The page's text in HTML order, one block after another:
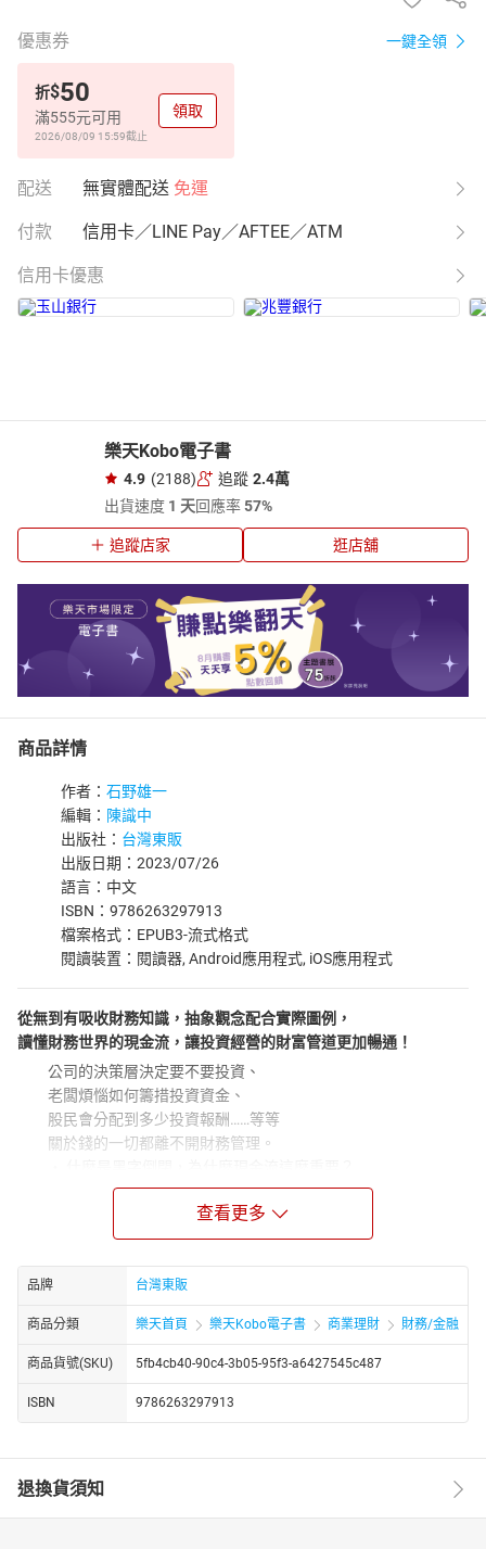
優惠券 一鍵全領
折$50
滿555元可用
2026/08/09 15:59截止
領取
配送 無實體配送 免運
付款 信用卡／LINE Pay／AFTEE／ATM
信用卡優惠
樂天Kobo電子書
4.9 (2188) 追蹤 2.4萬
出貨速度 1 天回應率57%
追蹤店家 逛店舖
商品詳情
作者： 石野雄一
編輯： 陳識中
出版社： 台灣東販
出版日期：2023/07/26
語言：中文
ISBN：9786263297913
檔案格式：EPUB3-流式格式
閱讀裝置：閱讀器, Android應用程式, iOS應用程式
從無到有吸收財務知識，抽象觀念配合實際圖例，
讀懂財務世界的現金流，讓投資經營的財富管道更加暢通！
公司的決策層決定要不要投資、
老闆煩惱如何籌措投資資金、
股民會分配到多少投資報酬……等等
關於錢的一切都離不開財務管理。
‧ 自由現金流不僅關乎紅利，更是企業經營的紅綠燈？
‧ 為何存款銀行利率太高不要高興的太早？
‧ 有跟銀行借錢或發行公司債的企業，反而賺比較多？
‧ 為什麼未來會拿到的錢，其實價值比現在的薄？
‧ 企業配息除了表示適合股票「做多」，但也可能是負面訊
讀懂財務管理，就能提高你的財務IQ與財務格局！
財務管理是一門讓在現金流庇蔭之下的人們
──老闆、員工、投資者或是股東，都感到開心的學問！
關乎這些人的財務管理三決策就是：
② 資金調度的決策──如何籌措前來投資
③ 跟報酬分配相關的決策──如何處理賺到的錢
查看更多
品牌 台灣東販
商品分類 樂天首頁 樂天Kobo電子書 商業理財 財務/金融
商品貨號(SKU) 5fb4cb40-90c4-3b05-95f3-a6427545c487
ISBN 9786263297913
退換貨須知